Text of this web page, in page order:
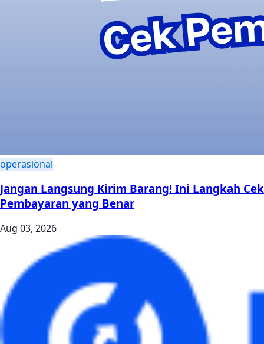
operasional
Jangan Langsung Kirim Barang! Ini Langkah Cek
Pembayaran yang Benar
Aug 03, 2026